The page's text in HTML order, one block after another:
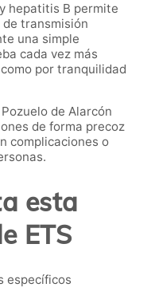
hepatitis B permite
transmisión
una simple
cada vez más
por tranquilidad
de Alarcón
de forma precoz
complicaciones o
esta
ETS
específicos